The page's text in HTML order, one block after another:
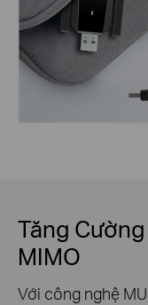
Tăng
MIMO
Với công nghệ